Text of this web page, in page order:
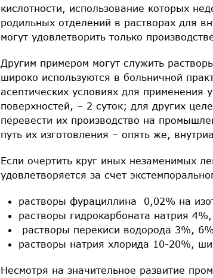
кислотности, использование которых
родильных отделений в растворах для
могут удовлетворить только
Другим примером могут служить
широко используются в больничной
асептических условиях для
поверхностей, – 2 суток; для других
перевести их производство на
путь их изготовления – опять же,
Если очертить круг иных незаменимых
удовлетворяется за счет
растворы фурациллина 0,02% на
растворы гидрокарбоната натрия
растворы перекиси водорода 3%,
растворы натрия хлорида 10-20%,
Несмотря на значительное развитие